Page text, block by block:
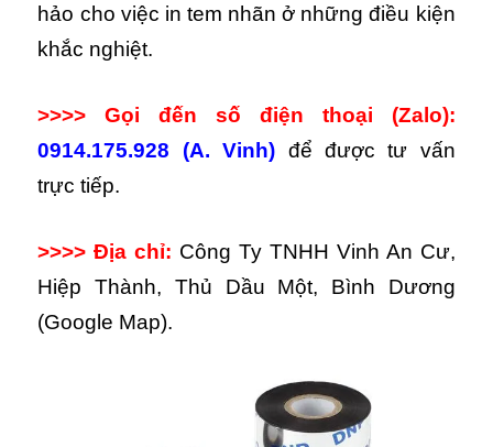
hảo cho việc in tem nhãn ở những điều kiện
khắc nghiệt.
>>>> Gọi đến số điện thoại (Zalo):
0914.175.928 (A. Vinh) để được tư vấn
trực tiếp.
>>>> Địa chỉ: Công Ty TNHH Vinh An Cư,
Hiệp Thành, Thủ Dầu Một, Bình Dương
(Google Map).